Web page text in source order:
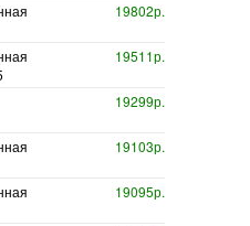
19802р.
19511р.
19299р.
19103р.
19095р.